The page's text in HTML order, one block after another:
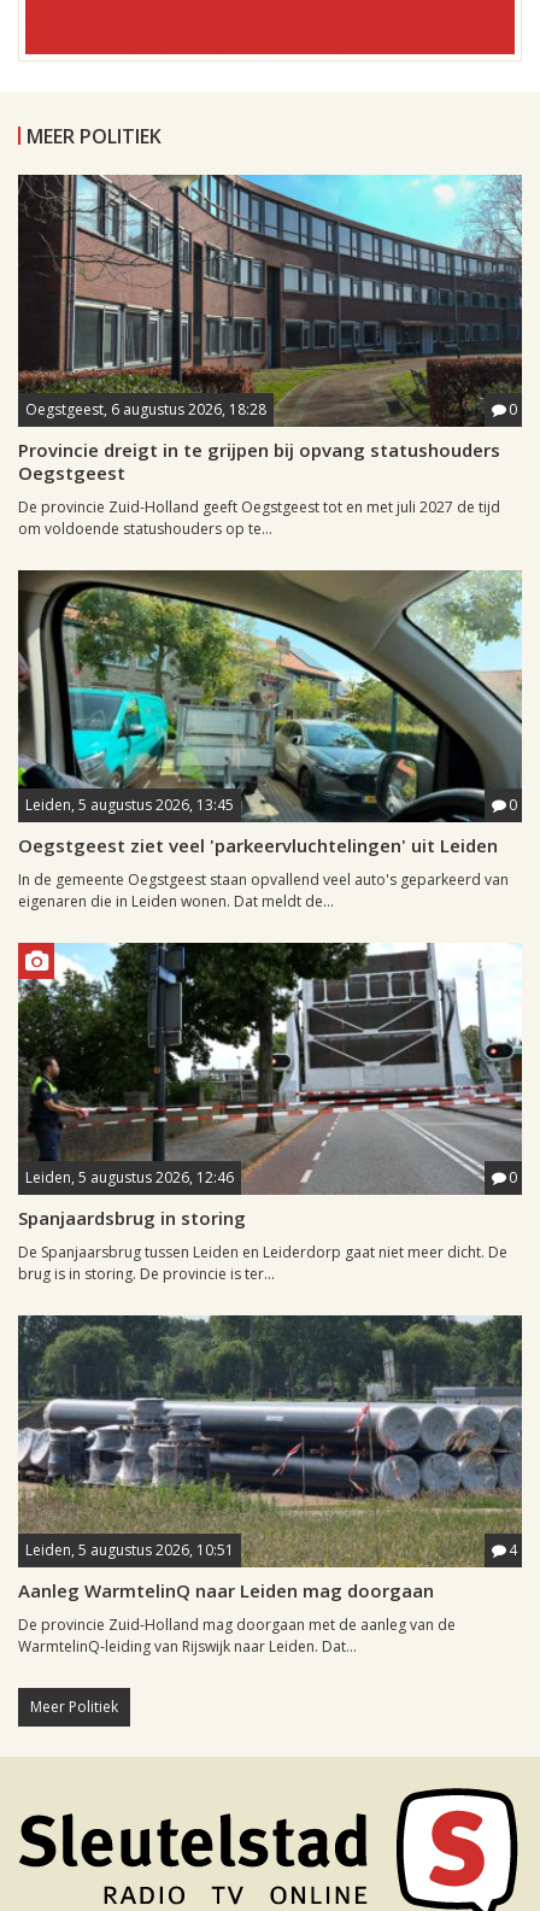
MEER POLITIEK
Oegstgeest, 6 augustus 2026, 18:28 0
Provincie dreigt in te grijpen bij opvang statushouders
Oegstgeest
De provincie Zuid-Holland geeft Oegstgeest tot en met juli 2027 de tijd
om voldoende statushouders op te...
Leiden, 5 augustus 2026, 13:45 0
Oegstgeest ziet veel 'parkeervluchtelingen' uit Leiden
In de gemeente Oegstgeest staan opvallend veel auto's geparkeerd van
eigenaren die in Leiden wonen. Dat meldt de...
Leiden, 5 augustus 2026, 12:46 0
Spanjaardsbrug in storing
De Spanjaarsbrug tussen Leiden en Leiderdorp gaat niet meer dicht. De
brug is in storing. De provincie is ter...
Leiden, 5 augustus 2026, 10:51 4
Aanleg WarmtelinQ naar Leiden mag doorgaan
De provincie Zuid-Holland mag doorgaan met de aanleg van de
WarmtelinQ-leiding van Rijswijk naar Leiden. Dat...
Meer Politiek